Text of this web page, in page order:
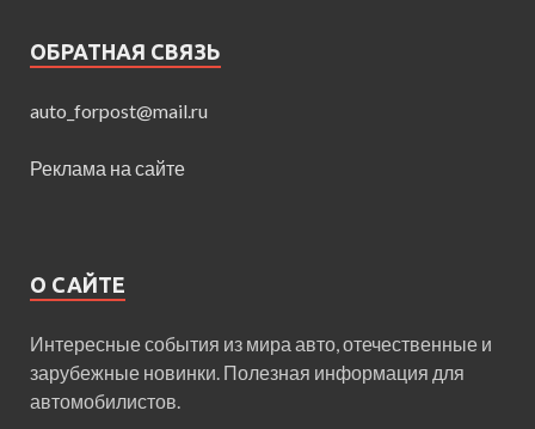
ОБРАТНАЯ СВЯЗЬ
auto_forpost@mail.ru
Реклама на сайте
О САЙТЕ
Интересные события из мира авто, отечественные и
зарубежные новинки. Полезная информация для
автомобилистов.